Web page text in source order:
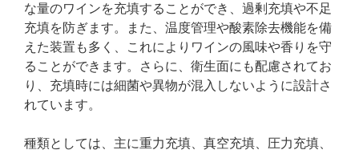
な量のワインを充填することができ、過剰充填や不足
充填を防ぎます。また、温度管理や酸素除去機能を備
えた装置も多く、これによりワインの風味や香りを守
ることができます。さらに、衛生面にも配慮されてお
り、充填時には細菌や異物が混入しないように設計さ
れています。
種類としては、主に重力充填、真空充填、圧力充填、